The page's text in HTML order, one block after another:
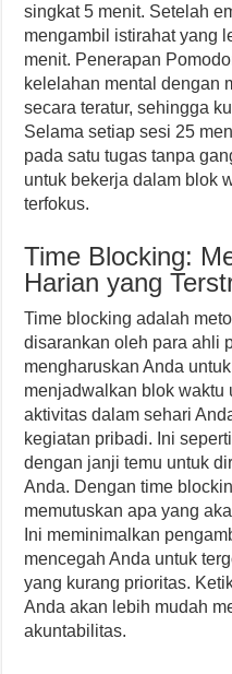
singkat 5 menit. Setelah
mengambil istirahat yang
menit. Penerapan
kelelahan mental dengan
secara teratur, sehingga
Selama setiap sesi 25
pada satu tugas tanpa
untuk bekerja dalam blok
terfokus.
Time Blocking:
Harian yang
Time blocking adalah
disarankan oleh para ahli
mengharuskan Anda
menjadwalkan blok waktu
aktivitas dalam sehari
kegiatan pribadi. Ini
dengan janji temu untuk
Anda. Dengan time
memutuskan apa yang
Ini meminimalkan
mencegah Anda untuk
yang kurang prioritas.
Anda akan lebih mudah
akuntabilitas.